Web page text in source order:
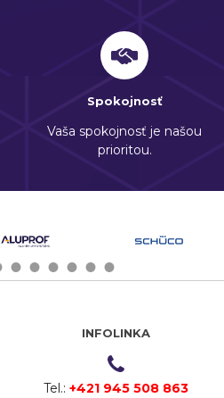
Spokojnosť
Vaša spokojnosť je našou
prioritou.
5678910
INFOLINKA
Tel.: +421 945 508 863